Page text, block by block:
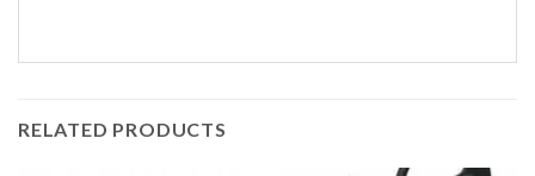
RELATED PRODUCTS